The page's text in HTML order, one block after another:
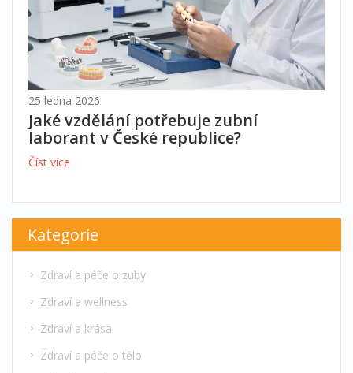
25 ledna 2026
Jaké vzdělání potřebuje zubní
laborant v České republice?
Číst více
Kategorie
Zdraví a péče o zuby
Zdraví a wellness
Zdraví a krása
Zdraví a péče o tělo